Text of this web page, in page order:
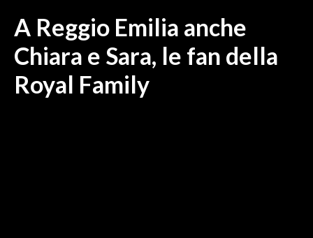
ITALIA
MONDO
A Reggio Emilia anche
Chiara e Sara, le fan della
Royal Family